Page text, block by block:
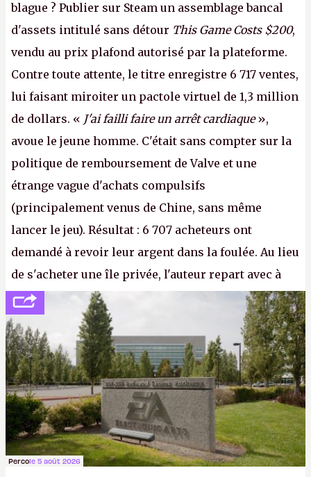
blague ? Publier sur Steam un assemblage bancal
d'assets intitulé sans détour This Game Costs $200,
vendu au prix plafond autorisé par la plateforme.
Contre toute attente, le titre enregistre 6 717 ventes,
lui faisant miroiter un pactole virtuel de 1,3 million
de dollars. « J'ai failli faire un arrêt cardiaque»,
avoue le jeune homme. C'était sans compter sur la
politique de remboursement de Valve et une
étrange vague d'achats compulsifs
(principalement venus de Chine, sans même
lancer le jeu). Résultat : 6 707 acheteurs ont
demandé à revoir leur argent dans la foulée. Au lieu
de s'acheter une île privée, l'auteur repart avec à
peine 2 000 dollars en poche. C'est toujours plus
cher payé que le temps passé à dev, mais ça
apprendra aux petits malins qu'on ne braque pas
Gabe Newell aussi facilement.P.
Percole 5 août 2026